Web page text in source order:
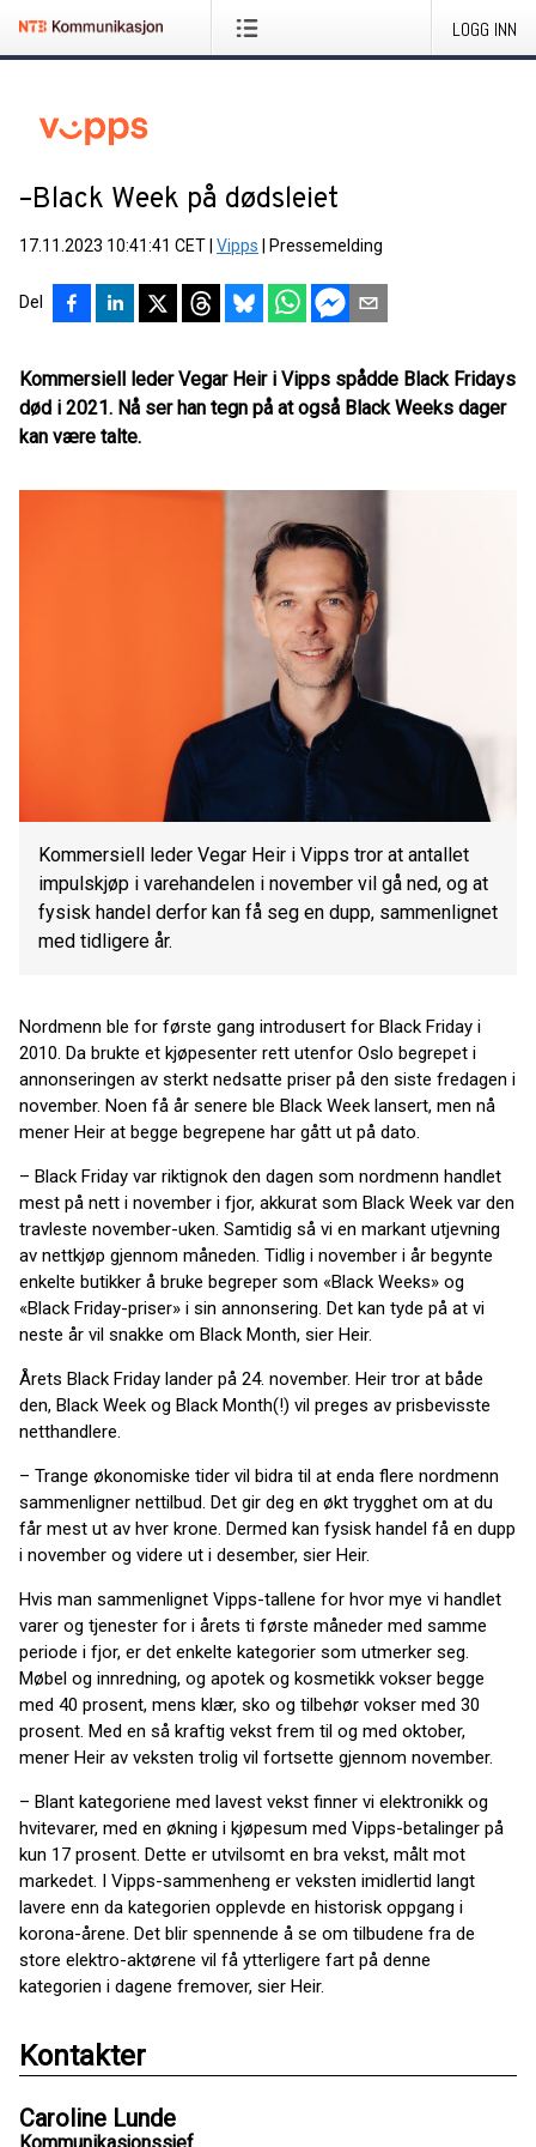
LOGG INN
­­–Black Week på dødsleiet
17.11.2023 10:41:41 CET Vipps Pressemelding
Del
Kommersiell leder Vegar Heir i Vipps spådde Black Fridays
død i 2021. Nå ser han tegn på at også Black Weeks dager
kan være talte.
Kommersiell leder Vegar Heir i Vipps tror at antallet
impulskjøp i varehandelen i november vil gå ned, og at
fysisk handel derfor kan få seg en dupp, sammenlignet
med tidligere år.
Nordmenn ble for første gang introdusert for Black Friday i
2010. Da brukte et kjøpesenter rett utenfor Oslo begrepet i
annonseringen av sterkt nedsatte priser på den siste fredagen i
november. Noen få år senere ble Black Week lansert, men nå
mener Heir at begge begrepene har gått ut på dato.
– Black Friday var riktignok den dagen som nordmenn handlet
mest på nett i november i fjor, akkurat som Black Week var den
travleste november-uken. Samtidig så vi en markant utjevning
av nettkjøp gjennom måneden. Tidlig i november i år begynte
enkelte butikker å bruke begreper som «Black Weeks» og
«Black Friday-priser» i sin annonsering. Det kan tyde på at vi
neste år vil snakke om Black Month, sier Heir.
Årets Black Friday lander på 24. november. Heir tror at både
den, Black Week og Black Month(!) vil preges av prisbevisste
netthandlere.
– Trange økonomiske tider vil bidra til at enda flere nordmenn
sammenligner nettilbud. Det gir deg en økt trygghet om at du
får mest ut av hver krone. Dermed kan fysisk handel få en dupp
i november og videre ut i desember, sier Heir.
Hvis man sammenlignet Vipps-tallene for hvor mye vi handlet
varer og tjenester for i årets ti første måneder med samme
periode i fjor, er det enkelte kategorier som utmerker seg.
Møbel og innredning, og apotek og kosmetikk vokser begge
med 40 prosent, mens klær, sko og tilbehør vokser med 30
prosent. Med en så kraftig vekst frem til og med oktober,
mener Heir av veksten trolig vil fortsette gjennom november.
– Blant kategoriene med lavest vekst finner vi elektronikk og
hvitevarer, med en økning i kjøpesum med Vipps-betalinger på
kun 17 prosent. Dette er utvilsomt en bra vekst, målt mot
markedet. I Vipps-sammenheng er veksten imidlertid langt
lavere enn da kategorien opplevde en historisk oppgang i
korona-årene. Det blir spennende å se om tilbudene fra de
store elektro-aktørene vil få ytterligere fart på denne
kategorien i dagene fremover, sier Heir.
Kontakter
Caroline Lunde